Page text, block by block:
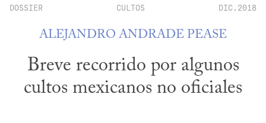
DOSSIER CULTOS DIC.2018
ALEJANDRO ANDRADE PEASE
Breve recorrido por algunos
cultos mexicanos no oficiales